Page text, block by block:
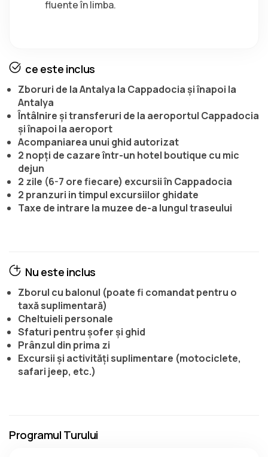
fluente în limba.
ce este inclus
Zboruri de la Antalya la Cappadocia şi înapoi la
Antalya
Întâlnire și transferuri de la aeroportul Cappadocia
și înapoi la aeroport
Acompaniarea unui ghid autorizat
2 nopți de cazare într-un hotel boutique cu mic
dejun
2 zile (6-7 ore fiecare) excursii în Cappadocia
2 pranzuri in timpul excursiilor ghidate
Taxe de intrare la muzee de-a lungul traseului
Nu este inclus
Zborul cu balonul (poate fi comandat pentru o
taxă suplimentară)
Cheltuieli personale
Sfaturi pentru șofer și ghid
Prânzul din prima zi
Excursii şi activităţi suplimentare (motociclete,
safari jeep, etc.)
Programul Turului